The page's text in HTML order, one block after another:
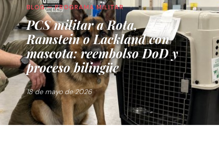
BLOG — PROGRAMA MILITAR
PCS militar a Rota,
Ramstein o Lackland con
mascota: reembolso DoD y
proceso bilingüe
18 de mayo de 2026